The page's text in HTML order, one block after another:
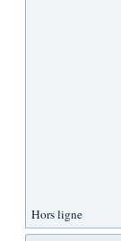
Hors ligne